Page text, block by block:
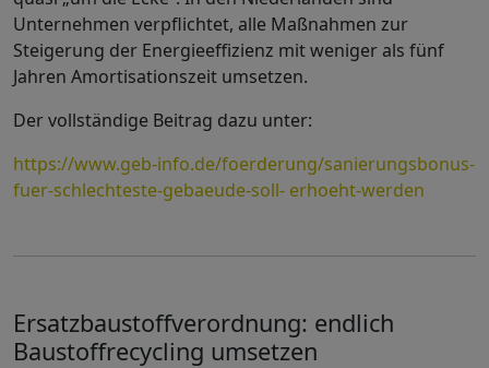
Unternehmen verpflichtet, alle Maßnahmen zur
Steigerung der Energieeffizienz mit weniger als fünf
Jahren Amortisationszeit umsetzen.
Der vollständige Beitrag dazu unter:
https://www.geb-info.de/foerderung/sanierungsbonus-
fuer-schlechteste-gebaeude-soll- erhoeht-werden
Ersatzbaustoffverordnung: endlich
Baustoffrecycling umsetzen